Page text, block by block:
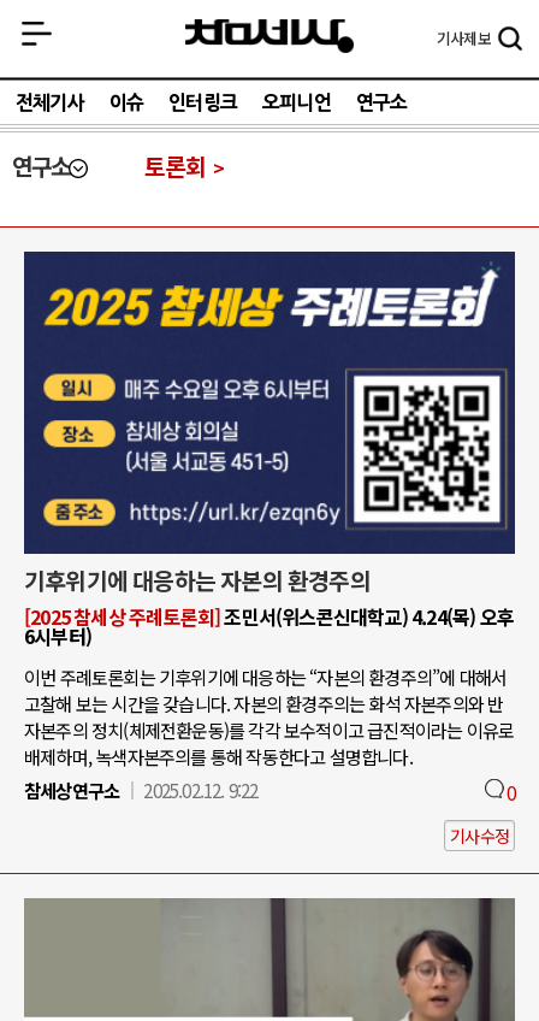
기사제보
전체기사 이슈 인터링크 오피니언 연구소
연구소 토론회
기후위기에 대응하는 자본의 환경주의
[2025 참세상 주례토론회]조민서(위스콘신대학교) 4.24(목) 오후
6시부터)
이번 주례토론회는 기후위기에 대응하는 “자본의 환경주의”에 대해서
고찰해 보는 시간을 갖습니다. 자본의 환경주의는 화석 자본주의와 반
자본주의 정치(체제전환운동)를 각각 보수적이고 급진적이라는 이유로
배제하며, 녹색자본주의를 통해 작동한다고 설명합니다.
참세상연구소
2025.02.12. 9:22 0
기사수정